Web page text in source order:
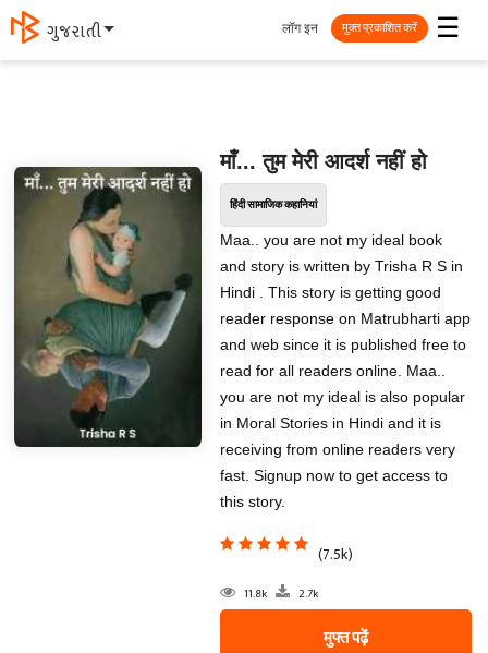
ગુજરાતી ☰
लॉग इन मुक्त प्रकाशित करें
माँ... तुम मेरी आदर्श नहीं हो
हिंदी सामाजिक कहानियां
Maa.. you are not my ideal book
and story is written by Trisha R S in
Hindi . This story is getting good
reader response on Matrubharti app
and web since it is published free to
read for all readers online. Maa..
you are not my ideal is also popular
in Moral Stories in Hindi and it is
receiving from online readers very
fast. Signup now to get access to
this story.
(7.5k)
11.8k 2.7k
मुफ्त पढ़ें